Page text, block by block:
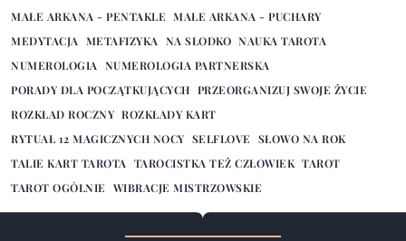
MAŁE ARKANA - PENTAKLE MAŁE ARKANA - PUCHARY
MEDYTACJA
METAFIZYKA NA SŁODKO NAUKA TAROTA
NUMEROLOGIA
NUMEROLOGIA PARTNERSKA
PORADY DLA POCZĄTKUJĄCYCH PRZEORGANIZUJ SWOJE ŻYCIE
ROZKŁAD ROCZNY ROZKŁADY KART
RYTUAŁ 12 MAGICZNYCH NOCY SELFLOVE
SŁOWO NA ROK
TALIE KART TAROTA
TAROCISTKA TEŻ CZŁOWIEK TAROT
TAROT OGÓLNIE
WIBRACJE MISTRZOWSKIE